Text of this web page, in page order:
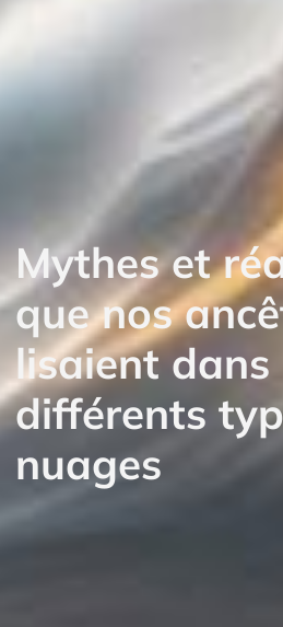
Mythes et
que nos
lisaient dans
différents
nuages